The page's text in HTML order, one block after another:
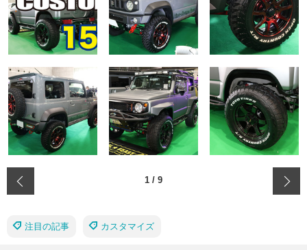
1 / 9
注目の記事 カスタマイズ